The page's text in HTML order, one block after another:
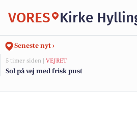
VORES Kirke
Seneste nyt ›
5 timer siden | VEJRET
Sol på vej med frisk pust